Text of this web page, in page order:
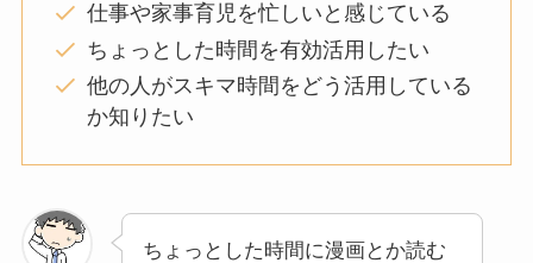
仕事や家事育児を忙しいと感じている
ちょっとした時間を有効活用したい
他の人がスキマ時間をどう活用している
か知りたい
ちょっとした時間に漫画とか読む